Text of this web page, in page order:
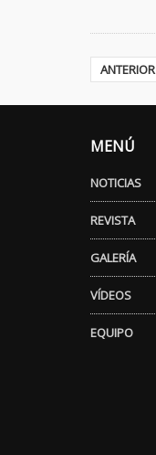
ANTERIOR
MENÚ
NOTICIAS
REVISTA
GALERÍA
VÍDEOS
EQUIPO